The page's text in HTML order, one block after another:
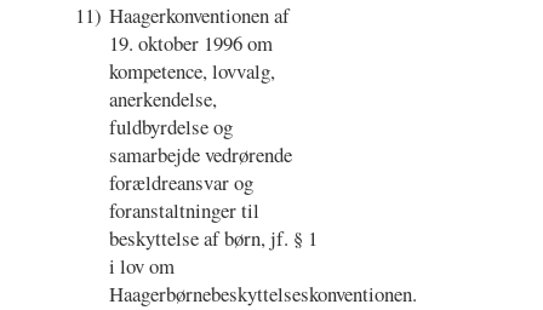
11) Haagerkonventionen af
19. oktober 1996 om
kompetence, lovvalg,
anerkendelse,
fuldbyrdelse og
samarbejde vedrørende
forældreansvar og
foranstaltninger til
beskyttelse af børn, jf. § 1
i lov om
Haagerbørnebeskyttelseskonventionen.